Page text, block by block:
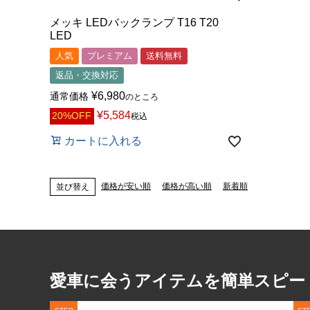
メッキ LEDバックランプ T16 T20
LED
人気 プレミアム
送料無料
返品・交換対応
通常価格 ¥6,980のところ
20%OFF ¥5,584税込
カートに入れる
並び替え 価格が安い順 価格が高い順 新着順
愛車に会うアイテムを簡単スピー